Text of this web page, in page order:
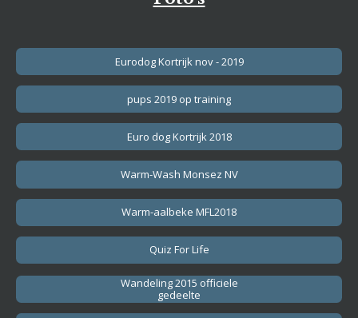
Eurodog Kortrijk nov - 2019
pups 2019 op training
Euro dog Kortrijk 2018
Warm-Wash Monsez NV
Warm-aalbeke MFL2018
Quiz For Life
Wandeling 2015 officiele
gedeelte